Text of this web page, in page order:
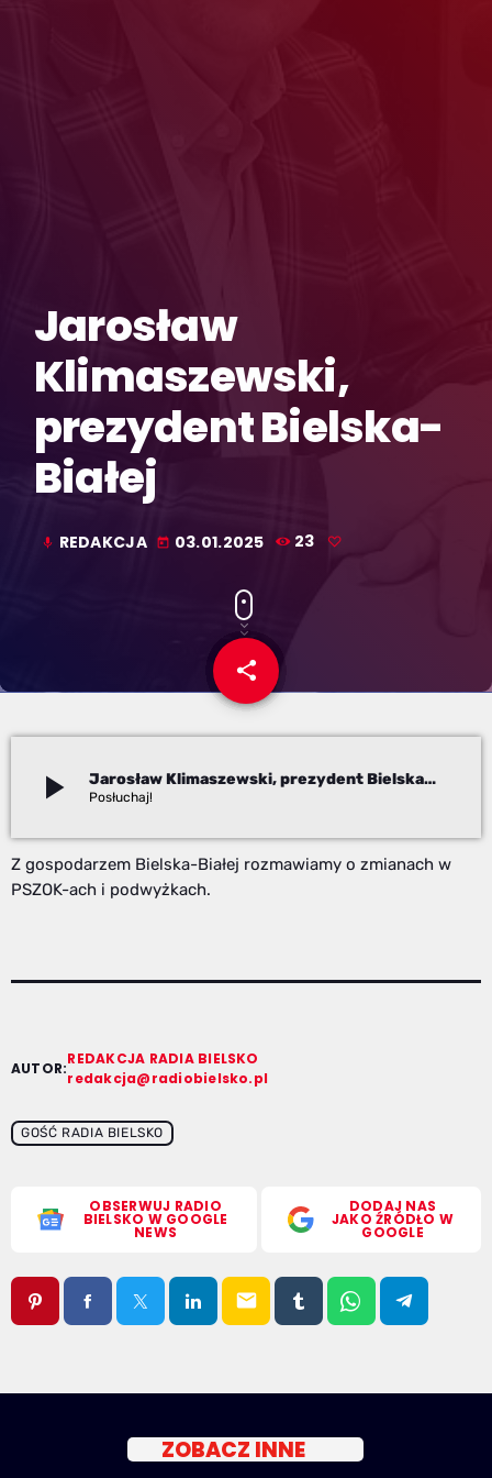
Jarosław
Klimaszewski,
prezydent Bielska-
Białej
mic REDAKCJA today 03.01.2025 23
share
email
play_arrow Jarosław Klimaszewski, prezydent Bielska-Białej
Z gospodarzem Bielska-Białej rozmawiamy o zmianach w
PSZOK-ach i podwyżkach.
AUTOR:
REDAKCJA RADIA BIELSKO
redakcja@radiobielsko.pl
GOŚĆ RADIA BIELSKO
OBSERWUJ RADIO
BIELSKO W GOOGLE
NEWS
DODAJ NAS
JAKO ŹRÓDŁO W
GOOGLE
email
ZOBACZ INNE